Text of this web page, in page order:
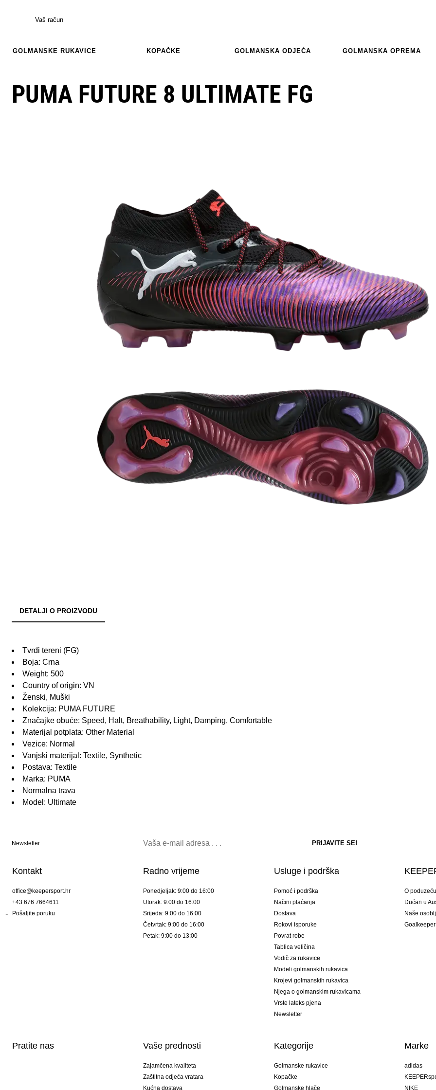
Vaš račun
GOLMANSKE RUKAVICE KOPAČKE GOLMANSKA ODJEĆA GOLMANSKA OPREMA
PUMA FUTURE 8 ULTIMATE FG
DETALJI O PROIZVODU
Tvrdi tereni (FG)
Boja: Crna
Weight: 500
Country of origin: VN
Ženski, Muški
Kolekcija: PUMA FUTURE
Značajke obuće: Speed, Halt, Breathability, Light, Damping, Comfortable
Materijal potplata: Other Material
Vezice: Normal
Vanjski materijal: Textile, Synthetic
Postava: Textile
Marka: PUMA
Normalna trava
Model: Ultimate
Newsletter
Kontakt
office@keepersport.hr
+43 676 7664611
Pošaljite poruku
Radno vrijeme
Ponedjeljak: 9:00 do 16:00
Utorak: 9:00 do 16:00
Srijeda: 9:00 do 16:00
Četvrtak: 9:00 do 16:00
Petak: 9:00 do 13:00
Usluge i podrška
Pomoć i podrška
Načini plaćanja
Dostava
Rokovi isporuke
Povrat robe
Tablica veličina
Vodič za rukavice
Modeli golmanskih rukavica
Krojevi golmanskih rukavica
Njega o golmanskim rukavicama
Vrste lateks pjena
Newsletter
O poduzeću
Dućan u
Naše
Pratite nas Vaše prednosti
Zajamčena kvaliteta
Zaštitna odjeća vratara
Kućna dostava
Kategorije
Golmanske rukavice
Kopačke
Golmanske hlače
Marke
adidas
NIKE